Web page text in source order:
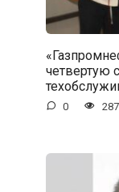
четвертую
0 287